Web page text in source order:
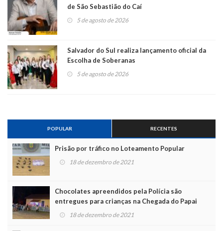
de São Sebastião do Caí
5 de agosto de 2026
Salvador do Sul realiza lançamento oficial da
Escolha de Soberanas
5 de agosto de 2026
POPULAR RECENTES
Prisão por tráfico no Loteamento Popular
18 de dezembro de 2021
Chocolates apreendidos pela Polícia são
entregues para crianças na Chegada do Papai
Noel 18 de dezembro de 2021